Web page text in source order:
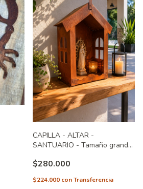
CAPILLA - ALTAR -
SANTUARIO - Tamaño grande
$280.000
$224.000 conTransferencia